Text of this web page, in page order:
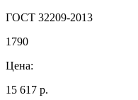
ГОСТ 32209-2013
1790
Цена:
15 617 р.